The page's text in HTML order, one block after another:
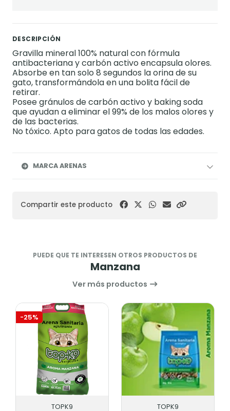
DESCRIPCIÓN
Gravilla mineral 100% natural con fórmula
antibacteriana y carbón activo encapsula olores.
Absorbe en tan solo 8 segundos la orina de su
gato, transformándola en una bolita fácil de
retirar.
Posee gránulos de carbón activo y baking soda
que ayudan a eliminar el 99% de los malos olores y
de las bacterias.
No tóxico. Apto para gatos de todas las edades.
MARCA ARENAS
Compartir este producto
PUEDE QUE TE INTERESEN OTROS PRODUCTOS DE
Manzana
Ver más productos
-25%
TOPK9 TOPK9